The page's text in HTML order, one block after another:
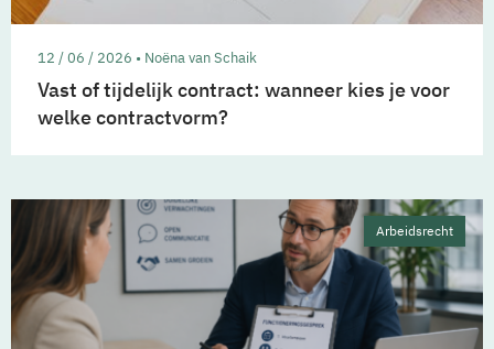
12 / 06 / 2026 • Noëna van Schaik
Vast of tijdelijk contract: wanneer kies je voor
welke contractvorm?
Arbeidsrecht